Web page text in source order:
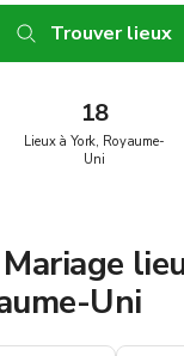
Trouver lieux
18
Lieux à York, Royaume-
Uni
Uni